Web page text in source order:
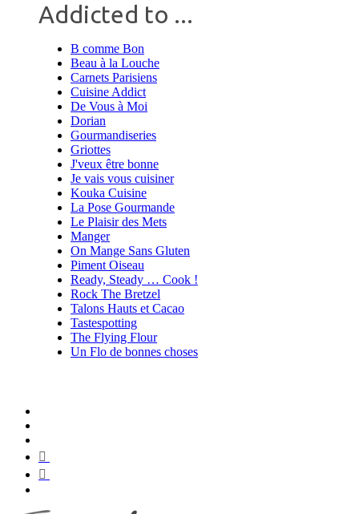
Addicted to ...
B comme Bon
Beau à la Louche
Carnets Parisiens
Cuisine Addict
De Vous à Moi
Dorian
Gourmandiseries
Griottes
J'veux être bonne
Je vais vous cuisiner
Kouka Cuisine
La Pose Gourmande
Le Plaisir des Mets
Manger
On Mange Sans Gluten
Piment Oiseau
Ready, Steady … Cook !
Rock The Bretzel
Talons Hauts et Cacao
Tastespotting
The Flying Flour
Un Flo de bonnes choses